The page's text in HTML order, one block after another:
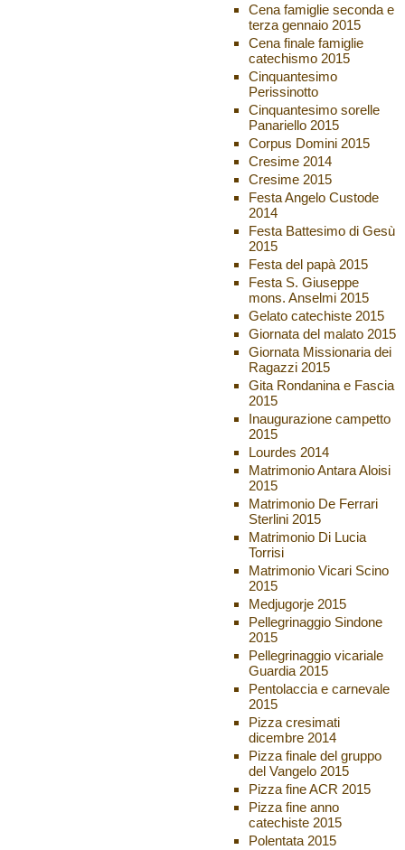
Cena famiglie seconda e
terza gennaio 2015
Cena finale famiglie
catechismo 2015
Cinquantesimo
Perissinotto
Cinquantesimo sorelle
Panariello 2015
Corpus Domini 2015
Cresime 2014
Cresime 2015
Festa Angelo Custode
2014
Festa Battesimo di Gesù
2015
Festa del papà 2015
Festa S. Giuseppe
mons. Anselmi 2015
Gelato catechiste 2015
Giornata del malato 2015
Giornata Missionaria dei
Ragazzi 2015
Gita Rondanina e Fascia
2015
Inaugurazione campetto
2015
Lourdes 2014
Matrimonio Antara Aloisi
2015
Matrimonio De Ferrari
Sterlini 2015
Matrimonio Di Lucia
Torrisi
Matrimonio Vicari Scino
2015
Medjugorje 2015
Pellegrinaggio Sindone
2015
Pellegrinaggio vicariale
Guardia 2015
Pentolaccia e carnevale
2015
Pizza cresimati
dicembre 2014
Pizza finale del gruppo
del Vangelo 2015
Pizza fine ACR 2015
Pizza fine anno
catechiste 2015
Polentata 2015